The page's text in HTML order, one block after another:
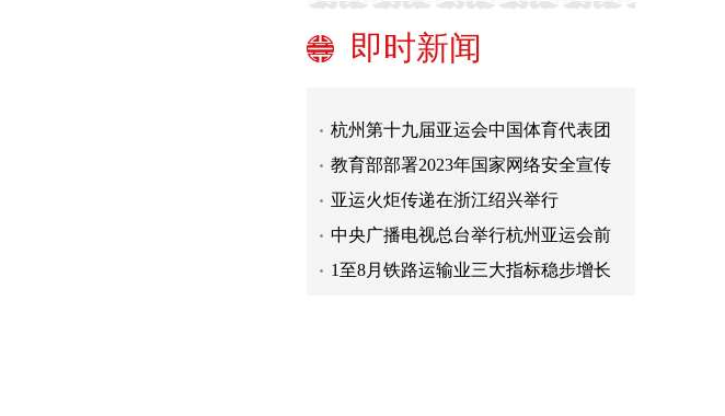
即时新闻
号？
中国商飞C919订单已达1061架
天舟五号货运飞船已受控再入大气层
批5起特大跨境电信网络诈骗犯罪案件
联合挂牌督办
杭州第十九届亚运会中国体育代表团
成立大会今天举行
教育部部署2023年国家网络安全宣传
周校园日活动相关工作
亚运火炬传递在浙江绍兴举行
中央广播电视总台举行杭州亚运会前
方报道团出征仪式
1至8月铁路运输业三大指标稳步增长